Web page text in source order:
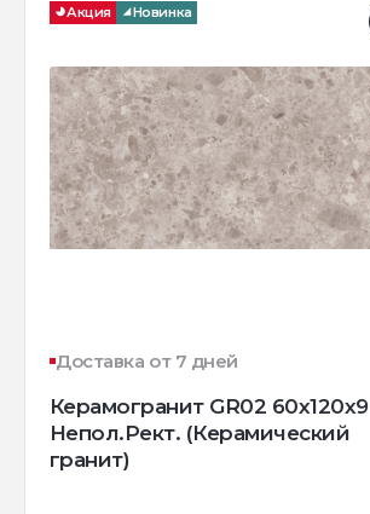
Акция Новинка
Доставка от 7 дней
Керамогранит GR02 60x120x9
Непол.Рект. (Керамический
гранит)